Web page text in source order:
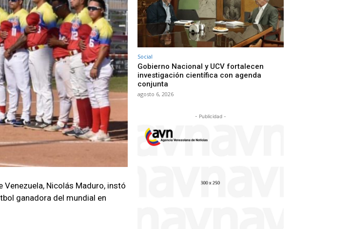
Venezuela, Nicolás Maduro, instó
ganadora del mundial en
Social
Gobierno Nacional y UCV fortalecen
investigación científica con agenda
conjunta
agosto 6, 2026
- Publicidad -